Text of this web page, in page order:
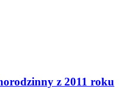
z 2011 roku